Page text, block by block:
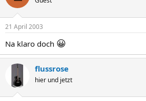
21 April 2003
Na klaro doch 😀
flussrose
hier und jetzt